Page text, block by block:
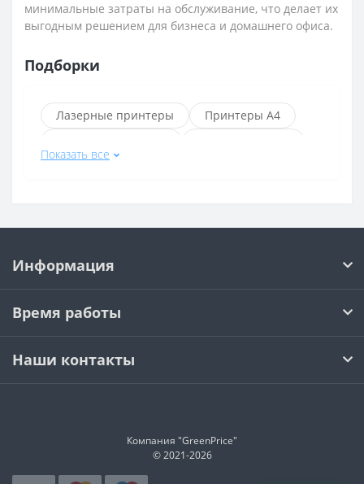
минимальные затраты на обслуживание, что делает их
выгодным решением для бизнеса и домашнего офиса.
Подборки
Лазерные принтеры
Принтеры А4
Принтеры лазерные А4
Принтеры черного цвета
Лазерные принтеры белого цвета
Принтеры Canon черного цвета
Показать все
Информация
Время работы
Наши контакты
Компания "GreenPrice"
© 2021-2026